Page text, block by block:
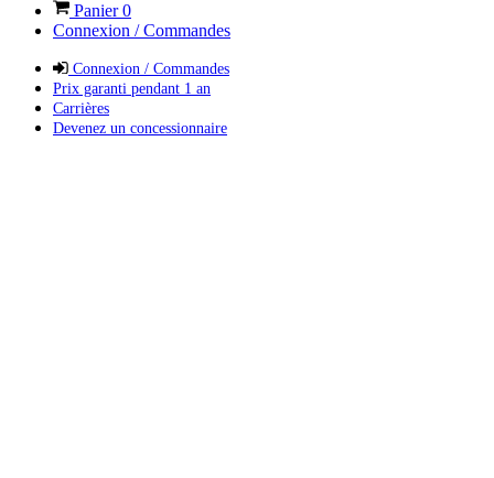
Panier0
Connexion / Commandes
Connexion / Commandes
Prix garanti pendant 1 an
Carrières
Devenez un concessionnaire